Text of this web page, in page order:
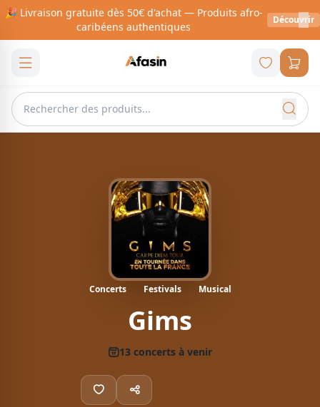
🎉 Livraison gratuite dès 50€ d'achat — Produits afro-
caribéens authentiques
Découvrir
Concerts Festivals Musical
Gims
13 concerts à venir